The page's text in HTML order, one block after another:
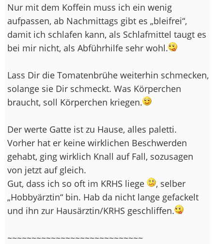
Nur mit dem Koffein muss ich ein wenig
aufpassen, ab Nachmittags gibt es „bleifrei“,
damit ich schlafen kann, als Schlafmittel taugt es
bei mir nicht, als Abführhilfe sehr wohl.
Lass Dir die Tomatenbrühe weiterhin schmecken,
solange sie Dir schmeckt. Was Körperchen
braucht, soll Körperchen kriegen.
Der werte Gatte ist zu Hause, alles paletti.
Vorher hat er keine wirklichen Beschwerden
gehabt, ging wirklich Knall auf Fall, sozusagen
von jetzt auf gleich.
Gut, dass ich so oft im KRHS liege
, selber
„Hobbyärztin“ bin. Hab da nicht lange gefackelt
und ihn zur Hausärztin/KRHS geschliffen.
~~~~~~~~~~~~~~~~~~~~~~~~~~~~